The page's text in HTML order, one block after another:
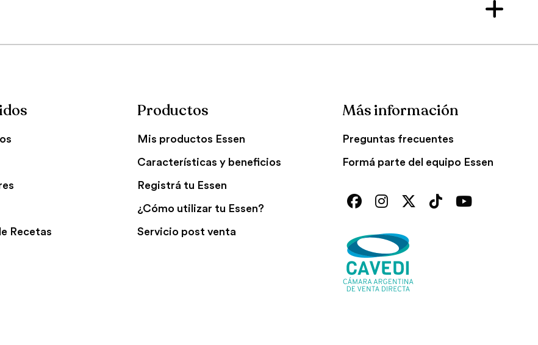
Recetas
Productos
Mis productos Essen
Características y beneficios
Registrá tu Essen
¿Cómo utilizar tu Essen?
Servicio post venta
Más información
Preguntas frecuentes
Formá parte del equipo Essen